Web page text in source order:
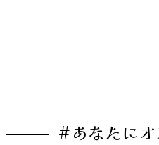
#あなたに